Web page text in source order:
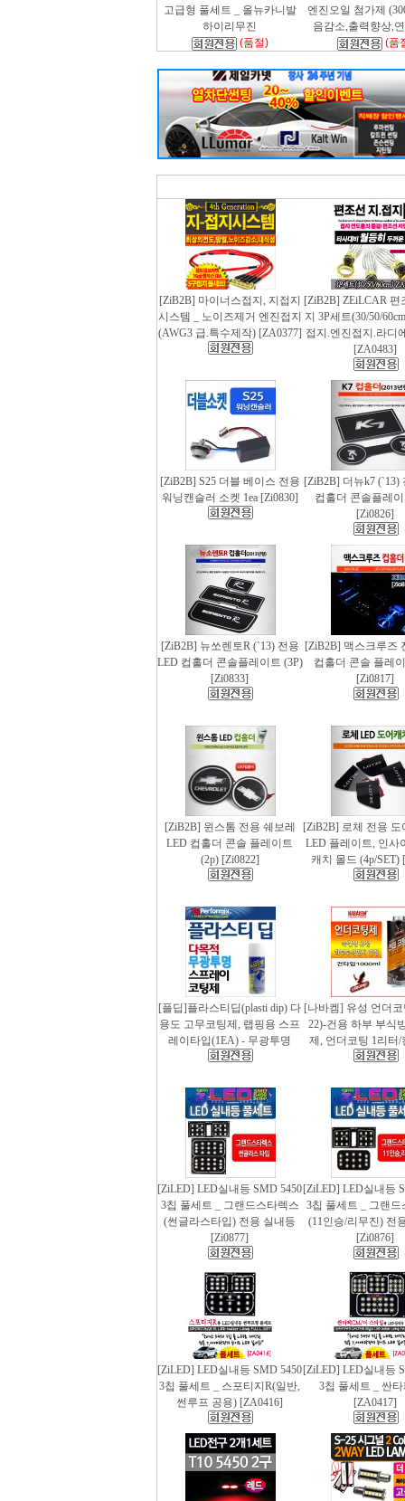
고급형 풀세트 _ 올뉴카니발
하이리무진
(품절)
엔진오일 첨가제
음감소,출력향상,
(품
[ZiB2B] 마이너스접지, 지접지
시스템 _ 노이즈제거 엔진접지
(AWG3 급.특수제작) [ZA0377]
[ZiB2B] ZEiLCAR 편
지 3P세트(30/50/
접지.엔진접지.라디
[ZA0483]
[ZiB2B] S25 더블 베이스 전용
워닝캔슬러 소켓 1ea [Zi0830]
[ZiB2B] 더뉴k7 (`13)
컵홀더 콘솔플레
[Zi0826]
[ZiB2B] 뉴쏘렌토R (`13) 전용
LED 컵홀더 콘솔플레이트 (3P)
[Zi0833]
[ZiB2B] 맥스크루즈
컵홀더 콘솔 플레
[Zi0817]
[ZiB2B] 윈스톰 전용 쉐보레
LED 컵홀더 콘솔 플레이트
(2p) [Zi0822]
[ZiB2B] 로체 전용 도
LED 플레이트, 인사
캐치 몰드 (4p/SET)
[플딥]플라스티딥(plasti dip) 다
용도 고무코팅제, 랩핑용 스프
레이타입(1EA) - 무광투명
[나바켐] 유성 언더
22)-건용 하부 부식
제, 언더코팅 1리터/
[ZiLED] LED실내등 SMD 5450
3칩 풀세트 _ 그랜드스타렉스
(썬글라스타입) 전용 실내등
[Zi0877]
[ZiLED] LED실내등
3칩 풀세트 _ 그랜드
(11인승/리무진) 전
[Zi0876]
[ZiLED] LED실내등 SMD 5450
3칩 풀세트 _ 스포티지R(일반,
썬루프 공용) [ZA0416]
[ZiLED] LED실내등
3칩 풀세트 _ 싼
[ZA0417]